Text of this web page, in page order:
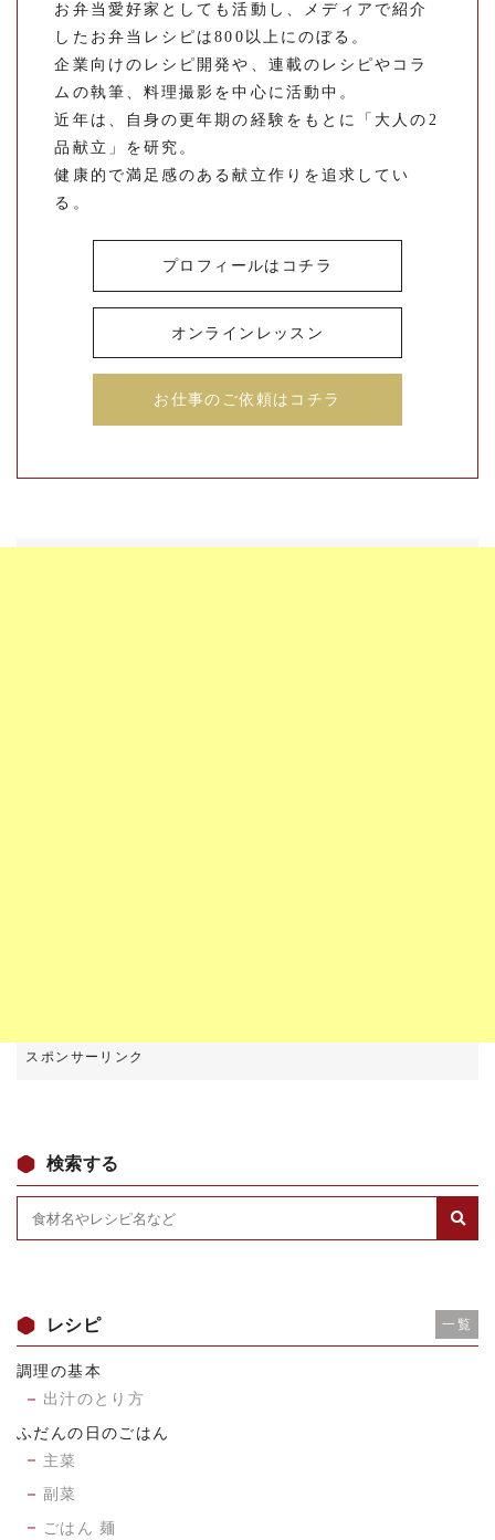
お弁当愛好家としても活動し、メディアで紹介
したお弁当レシピは800以上にのぼる。
企業向けのレシピ開発や、連載のレシピやコラ
ムの執筆、料理撮影を中心に活動中。
近年は、自身の更年期の経験をもとに「大人の2
品献立」を研究。
健康的で満足感のある献立作りを追求してい
る。
プロフィールはコチラ
オンラインレッスン
お仕事のご依頼はコチラ
検索する
レシピ 一覧
調理の基本
出汁のとり方
ふだんの日のごはん
主菜
副菜
ごはん 麺